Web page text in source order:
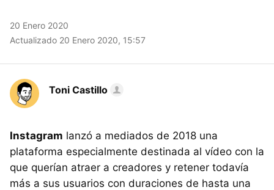
20 Enero 2020
Actualizado 20 Enero 2020, 15:57
Toni Castillo
Instagram lanzó a mediados de 2018 una
plataforma especialmente destinada al vídeo con la
que querían atraer a creadores y retener todavía
más a sus usuarios con duraciones de hasta una